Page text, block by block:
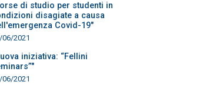
di studio per studenti in
disagiate a causa
Covid-19"
06/2021
iniziativa: “Fellini
06/2021